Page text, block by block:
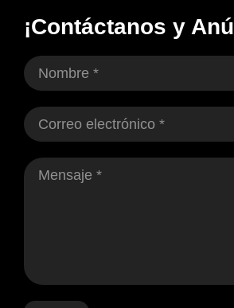
¡Contáctanos y